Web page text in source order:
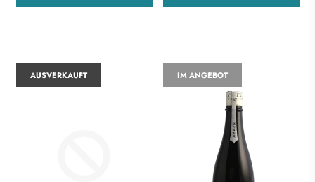
AUSVERKAUFT IM ANGEBOT